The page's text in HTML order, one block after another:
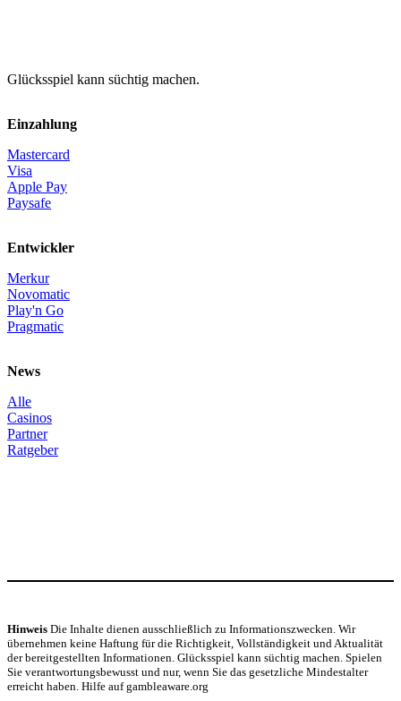
Glücksspiel kann süchtig machen.
Einzahlung
Mastercard
Visa
Apple Pay
Paysafe
Entwickler
Merkur
Novomatic
Play'n Go
Pragmatic
News
Alle
Casinos
Partner
Ratgeber
Hinweis Die Inhalte dienen ausschließlich zu Informationszwecken. Wir
übernehmen keine Haftung für die Richtigkeit, Vollständigkeit und Aktualität
der bereitgestellten Informationen. Glücksspiel kann süchtig machen. Spielen
Sie verantwortungsbewusst und nur, wenn Sie das gesetzliche Mindestalter
erreicht haben. Hilfe auf gambleaware.org